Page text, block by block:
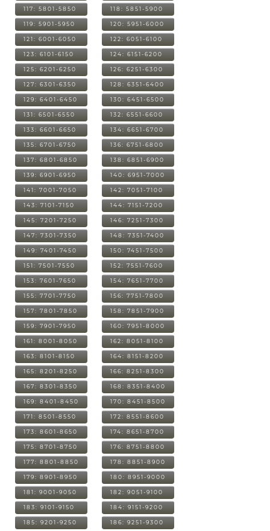
117: 5801-5850 118: 5851-5900
119: 5901-5950 120: 5951-6000
121: 6001-6050 122: 6051-6100
123: 6101-6150 124: 6151-6200
125: 6201-6250 126: 6251-6300
127: 6301-6350 128: 6351-6400
129: 6401-6450 130: 6451-6500
131: 6501-6550 132: 6551-6600
133: 6601-6650 134: 6651-6700
135: 6701-6750 136: 6751-6800
137: 6801-6850 138: 6851-6900
139: 6901-6950 140: 6951-7000
141: 7001-7050 142: 7051-7100
143: 7101-7150 144: 7151-7200
145: 7201-7250 146: 7251-7300
147: 7301-7350 148: 7351-7400
149: 7401-7450 150: 7451-7500
151: 7501-7550 152: 7551-7600
153: 7601-7650 154: 7651-7700
155: 7701-7750 156: 7751-7800
157: 7801-7850 158: 7851-7900
159: 7901-7950 160: 7951-8000
161: 8001-8050 162: 8051-8100
163: 8101-8150 164: 8151-8200
165: 8201-8250 166: 8251-8300
167: 8301-8350 168: 8351-8400
169: 8401-8450 170: 8451-8500
171: 8501-8550 172: 8551-8600
173: 8601-8650 174: 8651-8700
175: 8701-8750 176: 8751-8800
177: 8801-8850 178: 8851-8900
179: 8901-8950 180: 8951-9000
181: 9001-9050 182: 9051-9100
183: 9101-9150 184: 9151-9200
185: 9201-9250 186: 9251-9300